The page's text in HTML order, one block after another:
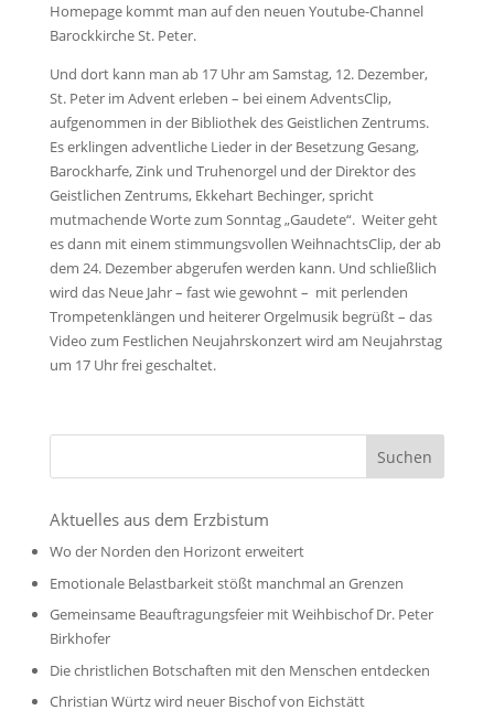
Homepage kommt man auf den neuen Youtube-Channel
Barockkirche St. Peter.
Und dort kann man ab 17 Uhr am Samstag, 12. Dezember,
St. Peter im Advent erleben – bei einem AdventsClip,
aufgenommen in der Bibliothek des Geistlichen Zentrums.
Es erklingen adventliche Lieder in der Besetzung Gesang,
Barockharfe, Zink und Truhenorgel und der Direktor des
Geistlichen Zentrums, Ekkehart Bechinger, spricht
mutmachende Worte zum Sonntag „Gaudete“. Weiter geht
es dann mit einem stimmungsvollen WeihnachtsClip, der ab
dem 24. Dezember abgerufen werden kann. Und schließlich
wird das Neue Jahr – fast wie gewohnt – mit perlenden
Trompetenklängen und heiterer Orgelmusik begrüßt – das
Video zum Festlichen Neujahrskonzert wird am Neujahrstag
um 17 Uhr frei geschaltet.
Aktuelles aus dem Erzbistum
Wo der Norden den Horizont erweitert
Emotionale Belastbarkeit stößt manchmal an Grenzen
Gemeinsame Beauftragungsfeier mit Weihbischof Dr. Peter
Birkhofer
Die christlichen Botschaften mit den Menschen entdecken
Christian Würtz wird neuer Bischof von Eichstätt